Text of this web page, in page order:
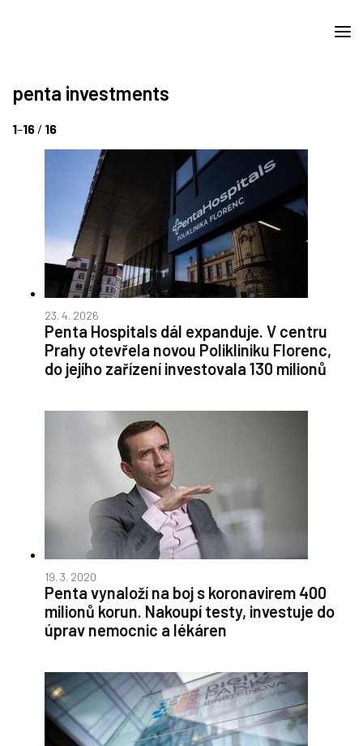
penta investments
1–16 / 16
23. 4. 2026
Penta Hospitals dál expanduje. V centru
Prahy otevřela novou Polikliniku Florenc,
do jejího zařízení investovala 130 milionů
19. 3. 2020
Penta vynaloží na boj s koronavirem 400
milionů korun. Nakoupí testy, investuje do
úprav nemocnic a lékáren